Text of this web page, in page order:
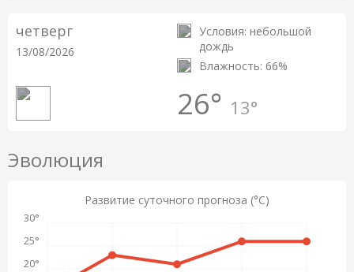
четверг
13/08/2026
Условия: небольшой
дождь
Влажность: 66%
26° 13°
Эволюция
Развитие суточного прогноза (°C)
20°
25°
30°